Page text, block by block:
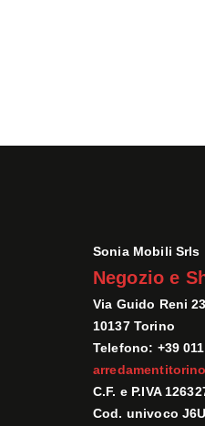
Sonia Mobili Srls
Negozio e
Via Guido Reni
10137 Torino
Telefono: +39
C.F. e P.IVA
Cod. univoco